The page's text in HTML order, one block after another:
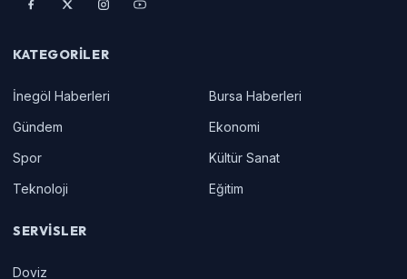
KATEGORILER
İnegöl Haberleri
Bursa Haberleri
Gündem
Ekonomi
Spor
Kültür Sanat
Teknoloji
Eğitim
SERVISLER
Doviz